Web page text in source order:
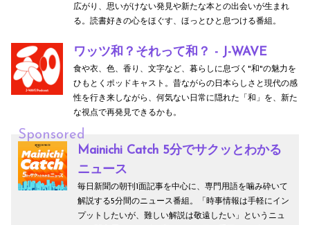
広がり、思いがけない発見や新たな本との出会いが生まれ
る。読書好きの心をほぐす、ほっとひと息つける番組。
ワッツ和？それって和？ - J-WAVE
食や衣、色、香り、文字など、暮らしに息づく"和"の魅力を
ひもとくポッドキャスト。昔ながらの日本らしさと現代の感
性を行き来しながら、何気ない日常に隠れた「和」を、新た
な視点で再発見できるかも。
Sponsored
Mainichi Catch 5分でサクッとわかる
ニュース
毎日新聞の朝刊1面記事を中心に、専門用語を噛み砕いて
解説する5分間のニュース番組。「時事情報は手軽にイン
プットしたいが、難しい解説は敬遠したい」というニュ